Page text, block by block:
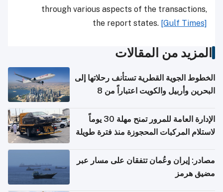
through various aspects of the transactions,
the report states. [Gulf Times]
المزيد من المقالات
الخطوط الجوية القطرية تستأنف رحلاتها إلى
البحرين وأربيل والكويت اعتباراً من 8
الإدارة العامة للمرور تمنح مهلة 30 يوماً
لاستلام المركبات المحجوزة منذ فترة طويلة
مصادر: إيران وعُمان تتفقان على مسار عبر
مضيق هرمز